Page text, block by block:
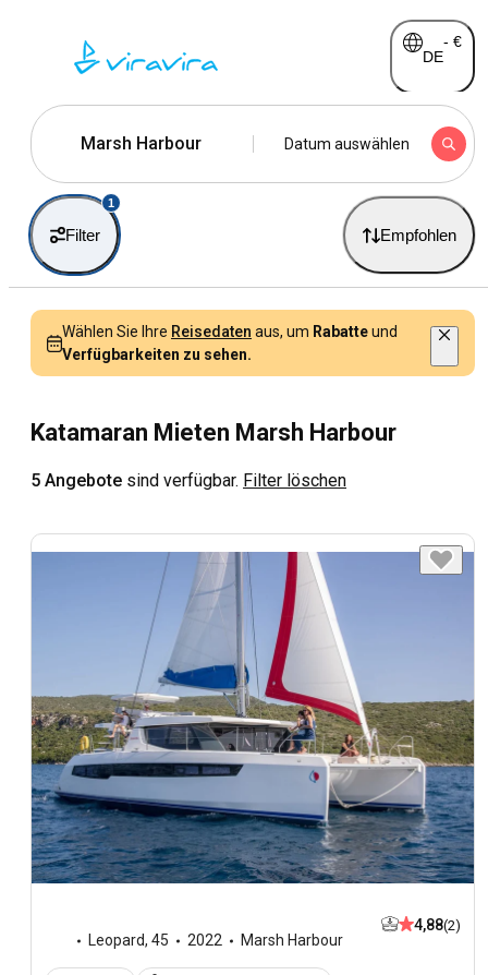
DE
- €
Marsh Harbour Datum auswählen
Filter
1
Empfohlen
Wählen Sie Ihre Reisedaten aus, um Rabatteund
Verfügbarkeiten zu sehen.
Katamaran Mieten Marsh Harbour
5 Angebote sind verfügbar. Filter löschen
Leopard, 45 2022 Marsh Harbour
4,88(2)